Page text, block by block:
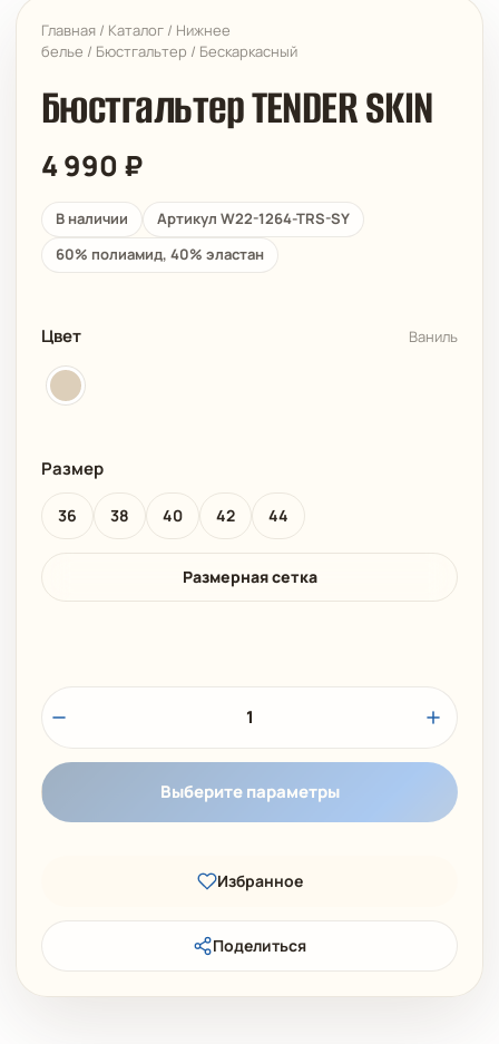
Главная / Каталог / Нижнее
белье / Бюстгальтер / Бескаркасный
Бюстгальтер TENDER SKIN
4 990 ₽
В наличии
Артикул W22-1264-TRS-SY
60% полиамид, 40% эластан
Цвет Ваниль
Размер
36 38 40 42 44
Размерная сетка
1
Выберите параметры
Избранное
Поделиться